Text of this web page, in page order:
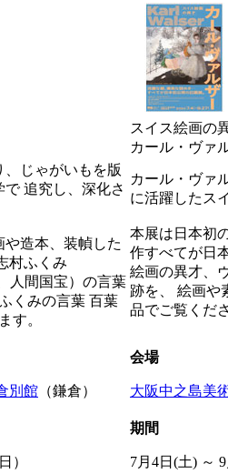
スイス絵画の
カール・ヴァ
、じゃがいもを版
追究し、深化さ
造本、装幀した
村ふくみ
人間国宝）の言葉
くみの言葉 百葉
す。
カール・ヴァ
に活躍したス
本展は日本初
作すべてが日
絵画の異才、
跡を、 絵画や
品でご覧くだ
別館 （鎌倉）
会場
大阪中之島美
）
期間
7月4日(土) ～